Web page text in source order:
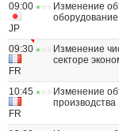
09:00
JP
Изменение
оборудование
09:30
FR
Изменение
секторе
10:45
FR
Изменение
производства